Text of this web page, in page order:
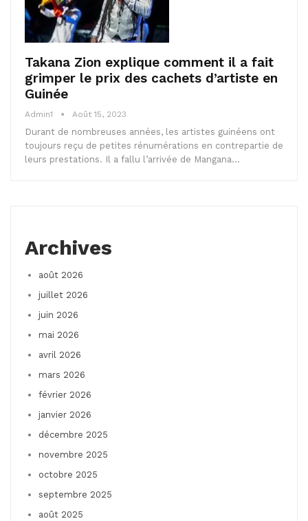
Takana Zion explique comment il a fait
grimper le prix des cachets d’artiste en
Guinée
Admin1 Août 15, 2023
Durant de nombreuses années, les artistes guinéens ont
toujours reçu de petites rénumérations en contrepartie de
leurs prestations. Il a fallu l’arrivée de Mangana…
Archives
août 2026
juillet 2026
juin 2026
mai 2026
avril 2026
mars 2026
février 2026
janvier 2026
décembre 2025
novembre 2025
octobre 2025
septembre 2025
août 2025